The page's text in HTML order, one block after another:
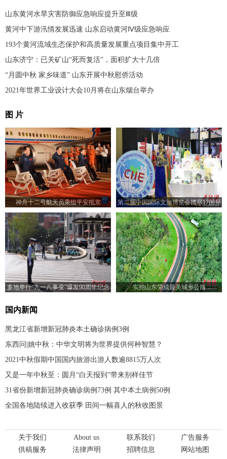
山东黄河水旱灾害防御应急响应提升至Ⅲ级
黄河中下游汛情发展迅速 山东启动黄河Ⅳ级应急响应
193个黄河流域生态保护和高质量发展重点项目集中开工
山东济宁：已关矿山“死而复活”，面积扩大十几倍
“月圆中秋 家乡味道” 山东开展中秋慰侨活动
2021年世界工业设计大会10月将在山东烟台举办
图 片
神舟十二号航天员乘组平安抵京
第二届中国国际文旅博览会揽尽17国异
域风情
多地举行“九一八事变”爆发90周年纪念
实拍山东荣成最美城乡公路
国内新闻
黑龙江省新增新冠肺炎本土确诊病例3例
东西问|姚中秋：中华文明将为世界提供何种智慧？
2021中秋假期中国国内旅游出游人数逾8815万人次
又是一年中秋至：圆月“白天报到”带来别样佳节
31省份新增新冠肺炎确诊病例73例 其中本土病例50例
全国各地陆续进入收获季 田间一幅喜人的秋收图景
关于我们 About us 联系我们
广告服务
供稿服务
法律声明 招聘信息 网站地图